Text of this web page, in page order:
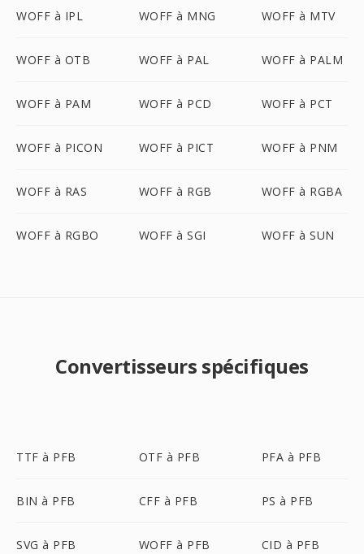
WOFF à IPL WOFF à MNG WOFF à MTV
WOFF à OTB WOFF à PAL WOFF à PALM
WOFF à PAM WOFF à PCD WOFF à PCT
WOFF à PICON WOFF à PICT WOFF à PNM
WOFF à RAS WOFF à RGB WOFF à RGBA
WOFF à RGBO WOFF à SGI WOFF à SUN
Convertisseurs spécifiques
TTF à PFB OTF à PFB PFA à PFB
BIN à PFB CFF à PFB PS à PFB
SVG à PFB WOFF à PFB CID à PFB